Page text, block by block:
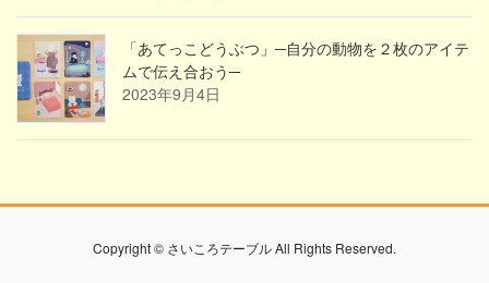
「あてっこどうぶつ」─自分の動物を２枚のアイテ
ムで伝え合おう─
2023年9月4日
Copyright © さいころテーブル All Rights Reserved.